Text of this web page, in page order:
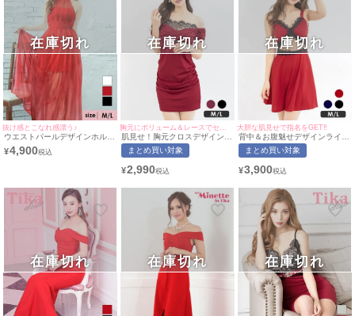
抜け感とこなれ感漂う♪
ウエストパールデザインホルタ
ーネックチュールドレス (Mサ
イズ) (ゆんころ/キャバドレス
¥4,900
在庫切れ
肌見せ！胸元クロスデザインプ
チプラオフショルダータイトミ
ニドレス (Mサイズ/Lサイズ)(中
[myMinette/マイミネット]
まとめ買い対象
¥2,990
在庫切れ
大胆な肌見せで指名をGET!!
背中＆お腹魅せデザインライン
プチプラフレアミニドレス (M
サイズ/Lサイズ)(中尾みほ/キャ
ミネット]
まとめ買い対象
¥3,900
在庫切れ
在庫切れ 在庫切れ 在庫切れ